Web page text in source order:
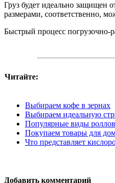
Груз будет идеально защищен
размерами, соответственно,
Быстрый процесс погрузочно-
Читайте:
Выбираем кофе в зернах
Выбираем идеальную
Популярные виды роллов
Покупаем товары для
Что представляет
Добавить комментарий